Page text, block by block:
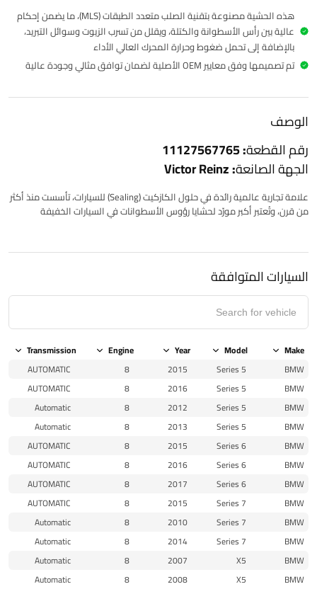
هذه الحشية مصنوعة بتقنية الصلب متعدد الطبقات (MLS)، ما يضمن إحكام
عالية بين رأس الأسطوانة والكتلة، ويقلل من تسرب الزيوت وسوائل التبريد،
بالإضافة إلى تحمل ضغوط وحرارة المحرك العالي الأداء
تم تصميمها وفق معايير OEM الأصلية لضمان توافق مثالي وجودة عالية
الوصف
رقم القطعة:
الجهة الصانعة:
علامة تجارية عالمية رائدة في حلول الكازكيت (Sealing) للسيارات، تأسست منذ أكثر
من قرن، وتُعتبر أكبر مورّد لحشايا رؤوس الأسطوانات في السيارات الخفيفة
السيارات المتوافقة
Make
Model
Year
Engine
Transmission
BMW
5 Series
2015
8
AUTOMATIC
BMW
5 Series
2016
8
AUTOMATIC
BMW
5 Series
2012
8
Automatic
BMW
5 Series
2013
8
Automatic
BMW
6 Series
2015
8
AUTOMATIC
BMW
6 Series
2016
8
AUTOMATIC
BMW
6 Series
2017
8
AUTOMATIC
BMW
7 Series
2015
8
AUTOMATIC
BMW
7 Series
2010
8
Automatic
BMW
7 Series
2014
8
Automatic
BMW
X5
2007
8
Automatic
BMW
X5
2008
8
Automatic